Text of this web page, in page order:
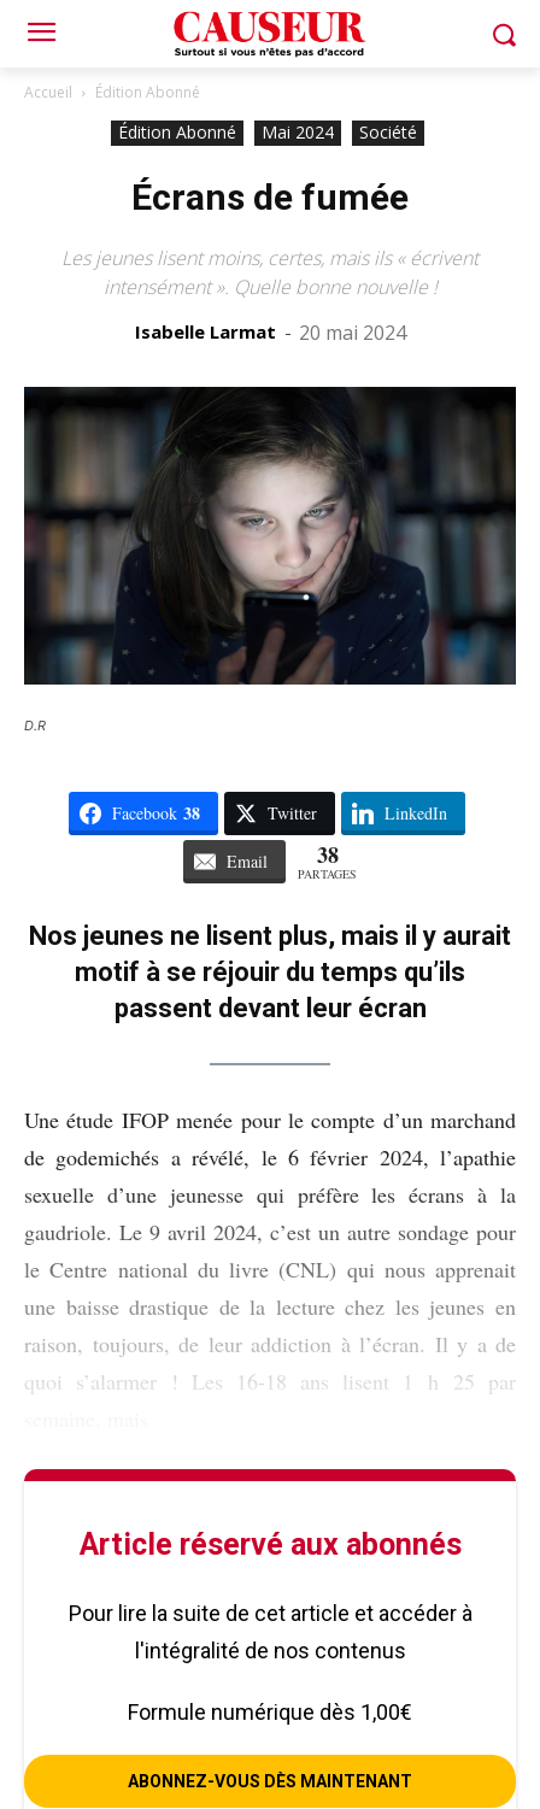
Accueil Édition Abonné
Édition Abonné Mai 2024 Société
Écrans de fumée
Les jeunes lisent moins, certes, mais ils « écrivent
intensément ». Quelle bonne nouvelle !
Isabelle Larmat - 20 mai 2024
D.R
Facebook 38 Twitter LinkedIn
Email 38
PARTAGES
Nos jeunes ne lisent plus, mais il y aurait
motif à se réjouir du temps qu’ils
passent devant leur écran
Une étude IFOP menée pour le compte d’un marchand
de godemichés a révélé, le 6 février 2024, l’apathie
sexuelle d’une jeunesse qui préfère les écrans à la
gaudriole. Le 9 avril 2024, c’est un autre sondage pour
le Centre national du livre (CNL) qui nous apprenait
une baisse drastique de la lecture chez les jeunes en
raison, toujours, de leur addiction à l’écran. Il y a de
quoi s’alarmer ! Les 16-18 ans lisent 1 h 25 par
Article réservé aux abonnés
Pour lire la suite de cet article et accéder à
l'intégralité de nos contenus
Formule numérique dès 1,00€
ABONNEZ-VOUS DÈS MAINTENANT